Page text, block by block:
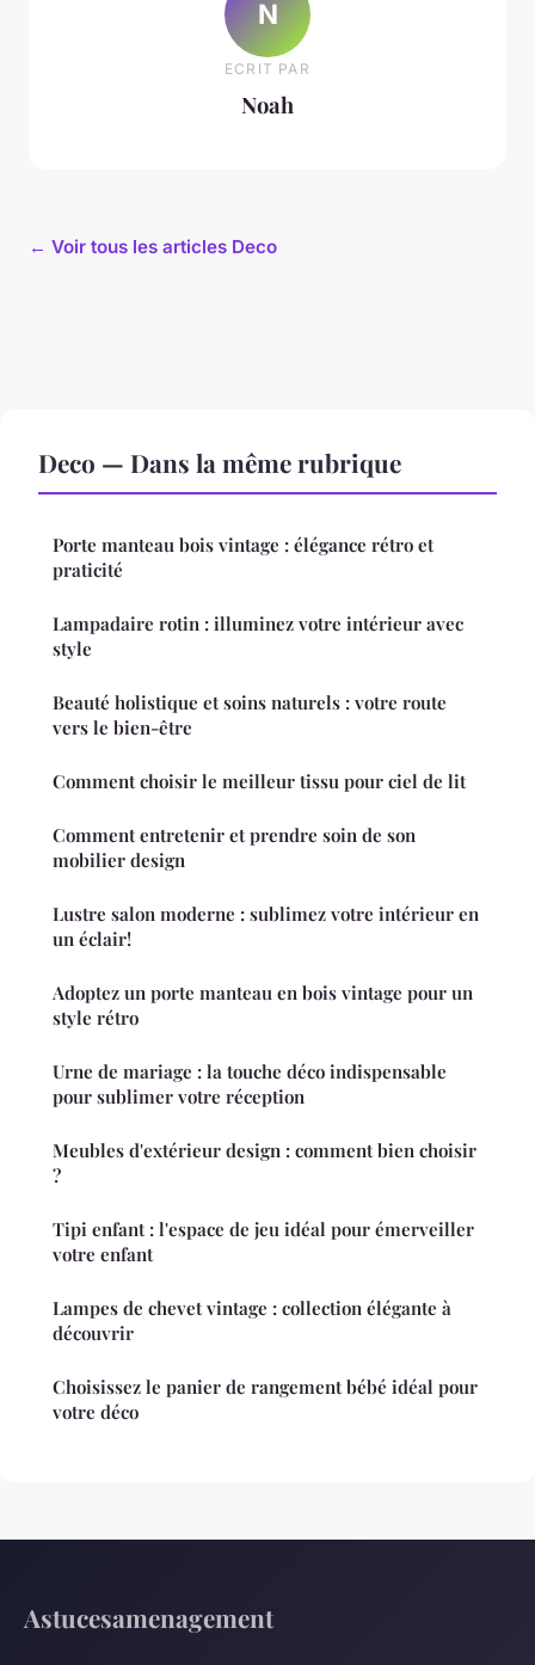
N
ECRIT PAR
Noah
← Voir tous les articles Deco
Deco — Dans la même rubrique
Porte manteau bois vintage : élégance rétro et
praticité
Lampadaire rotin : illuminez votre intérieur avec
style
Beauté holistique et soins naturels : votre route
vers le bien-être
Comment choisir le meilleur tissu pour ciel de lit
Comment entretenir et prendre soin de son
mobilier design
Lustre salon moderne : sublimez votre intérieur en
un éclair!
Adoptez un porte manteau en bois vintage pour un
style rétro
Urne de mariage : la touche déco indispensable
pour sublimer votre réception
Meubles d'extérieur design : comment bien choisir
?
Tipi enfant : l'espace de jeu idéal pour émerveiller
votre enfant
Lampes de chevet vintage : collection élégante à
découvrir
Choisissez le panier de rangement bébé idéal pour
votre déco
Astucesamenagement